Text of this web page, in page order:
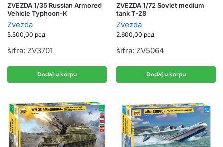
ZVEZDA 1/35 Russian Armored
Vehicle Typhoon-K
Zvezda
5.500,00 рсд
šifra: ZV3701
Dodaj u korpu
ZVEZDA 1/72 Soviet medium
tank T-28
Zvezda
2.600,00 рсд
šifra: ZV5064
Dodaj u korpu